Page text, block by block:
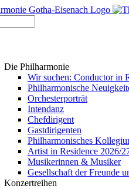
Die Philharmonie
Wir suchen: Conductor in
Philharmonische
Orchesterporträt
Intendanz
Chefdirigent
Gastdirigenten
Philharmonisches
Artist in Residence 2026/
Musikerinnen & Musiker
Gesellschaft der Freunde
Konzertreihen